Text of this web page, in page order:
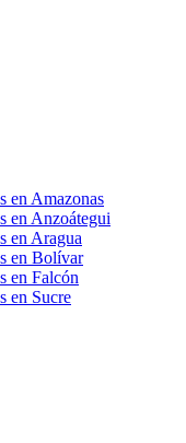
en Amazonas
en Anzoátegui
en Aragua
en Bolívar
en Falcón
en Sucre